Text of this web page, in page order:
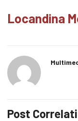
Locandina
Post Correlati